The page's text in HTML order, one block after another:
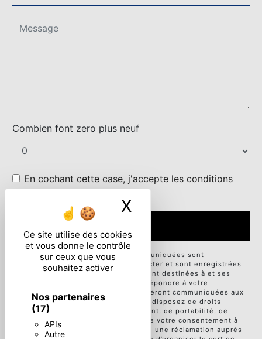
Ce site utilise des cookies
et vous donne le contrôle
sur ceux que vous
souhaitez activer
Nos partenaires
(17)
APIs
Autre
X Masquer le
Combien font zero plus neuf
En cochant cette case, j'accepte les conditions
particulières ci-dessous **
** Les données personnelles communiquées sont
nécessaires aux fins de vous contacter et sont enregistrées
dans un fichier informatisé. Elles sont destinées à et ses
sous-traitants dans le seul but de répondre à votre
message. Les données collectées seront communiquées aux
seuls destinataires suivants: . Vous disposez de droits
d’accès, de rectification, d’effacement, de portabilité, de
limitation, d’opposition, de retrait de votre consentement à
tout moment et du droit d’introduire une réclamation auprès